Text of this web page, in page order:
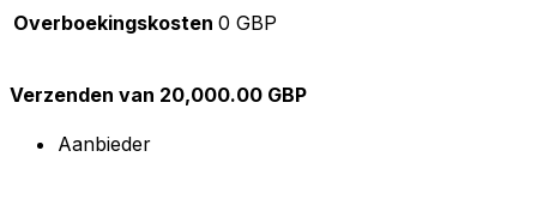
Overboekingskosten 0 GBP
Verzenden van 20,000.00 GBP
Aanbieder